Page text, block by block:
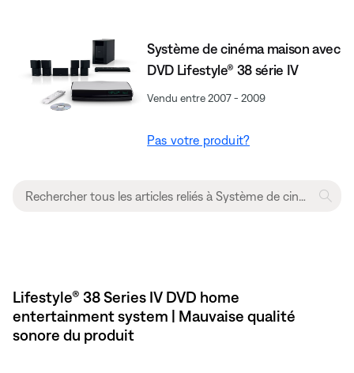
Système de cinéma maison avec
DVD Lifestyle® 38 série IV
Vendu entre 2007 - 2009
Pas votre produit?
Lifestyle® 38 Series IV DVD home
entertainment system | Mauvaise qualité
sonore du produit